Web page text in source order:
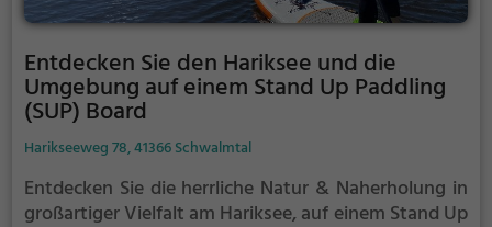
Entdecken Sie den Hariksee und die
Umgebung auf einem Stand Up Paddling
(SUP) Board
Harikseeweg 78, 41366 Schwalmtal
Entdecken Sie die herrliche Natur & Naherholung in
großartiger Vielfalt am Hariksee, auf einem Stand Up